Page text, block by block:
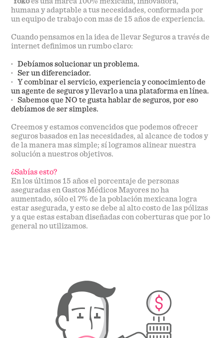
humana y adaptable a tus necesidades, conformada por
un equipo de trabajo con mas de 15 años de experiencia.
Cuando pensamos en la idea de llevar Seguros a través de
internet definimos un rumbo claro:
· Debíamos solucionar un problema.
· Ser un diferenciador.
· Y combinar el servicio, experiencia y conocimiento de
un agente de seguros y llevarlo a una plataforma en línea.
· Sabemos que NO te gusta hablar de seguros, por eso
debíamos de ser simples.
Creemos y estamos convencidos que podemos ofrecer
seguros basados en las necesidades, al alcance de todos y
de la manera mas simple; sí logramos alinear nuestra
solución a nuestros objetivos.
¿Sabías esto?
En los últimos 15 años el porcentaje de personas
aseguradas en Gastos Médicos Mayores no ha
aumentado, sólo el 7% de la población mexicana logra
estar asegurada, y esto se debe al alto costo de las pólizas
y a que estas estaban diseñadas con coberturas que por lo
general no utilizamos.